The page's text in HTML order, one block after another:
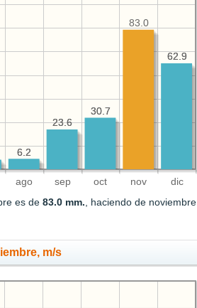
ago sep oct nov dic
62.9
30.7
23.6
6.2
62.9
83.0
30.7
23.6
6.2
es de83.0 mm., haciendo de noviembre
m/s